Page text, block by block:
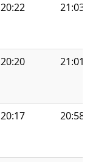
20:22 21:03
20:20 21:01
20:17 20:58